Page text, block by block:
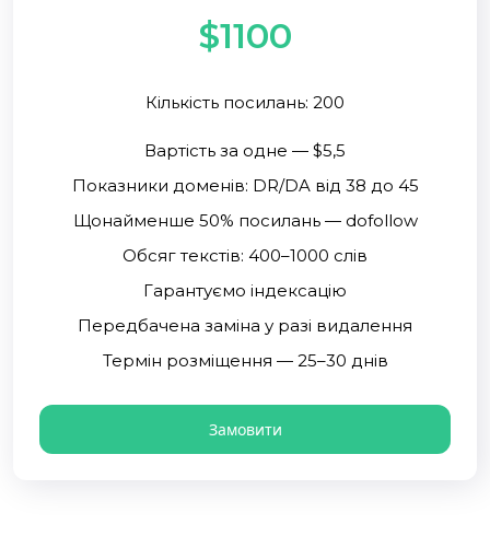
$1100
Кількість посилань: 200
Вартість за одне — $5,5
Показники доменів: DR/DA від 38 до 45
Щонайменше 50% посилань — dofollow
Обсяг текстів: 400–1000 слів
Гарантуємо індексацію
Передбачена заміна у разі видалення
Термін розміщення — 25–30 днів
Замовити